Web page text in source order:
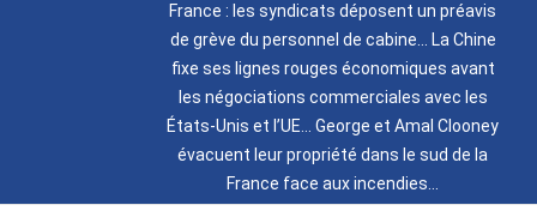
France : les syndicats déposent un préavis
de grève du personnel de cabine
La Chine
fixe ses lignes rouges économiques avant
les négociations commerciales avec les
États-Unis et l’UE
George et Amal Clooney
évacuent leur propriété dans le sud de la
France face aux incendies